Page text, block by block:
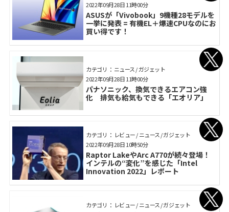
ASUSが「Vivobook」9機種28モデルを
一挙に発表 = 有機EL＋爆速CPUなのにお
買い得です！
2022年09月28日 11時00分
カテゴリ： ニュース / ガジェット
パナソニック、換気できるエアコン強
化 排気も給気もできる「エオリア」
2022年09月28日 11時00分
カテゴリ： レビュー / ニュース / ガジェット
Raptor LakeやArc A770が続々登場！
インテルの“変化”を感じた「Intel
Innovation 2022」レポート
2022年09月28日 10時50分
カテゴリ： レビュー / ニュース / ガジェット